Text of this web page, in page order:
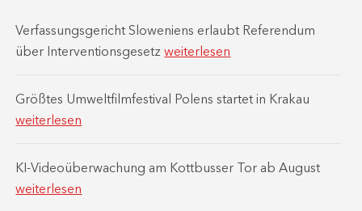
Verfassungsgericht Sloweniens erlaubt Referendum
über Interventionsgesetzweiterlesen
Größtes Umweltfilmfestival Polens startet in Krakau
weiterlesen
KI-Videoüberwachung am Kottbusser Tor ab August
weiterlesen